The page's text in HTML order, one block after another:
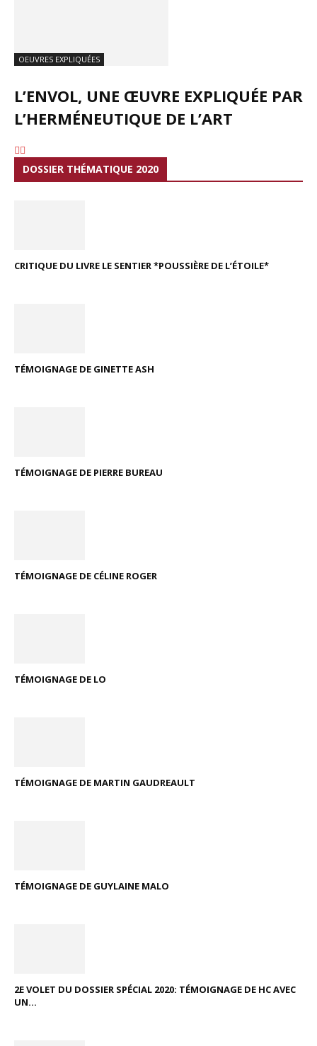
OEUVRES EXPLIQUÉES
L’ENVOL, UNE ŒUVRE EXPLIQUÉE PAR
L’HERMÉNEUTIQUE DE L’ART
DOSSIER THÉMATIQUE 2020
CRITIQUE DU LIVRE LE SENTIER *POUSSIÈRE DE L’ÉTOILE*
TÉMOIGNAGE DE GINETTE ASH
TÉMOIGNAGE DE PIERRE BUREAU
TÉMOIGNAGE DE CÉLINE ROGER
TÉMOIGNAGE DE LO
TÉMOIGNAGE DE MARTIN GAUDREAULT
TÉMOIGNAGE DE GUYLAINE MALO
2E VOLET DU DOSSIER SPÉCIAL 2020: TÉMOIGNAGE DE HC AVEC
UN...